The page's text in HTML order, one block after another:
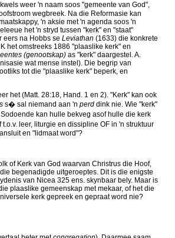
weer 'n naam soos "gemeente van God",
wegbreek. Na die Reformasie kan
'n aksie met 'n agenda soos 'n
het 'n stryd tussen "kerk" en "staat"
eers na Hobbs se Leviathan (1633) die konkrete
het omstreeks 1886 "plaaslike kerk" en
(genootskap) as "kerk" daargestel. A.
wat mense instel). Die begrip van
tot die "plaaslike kerk" beperk, en
het (Matt. 28:18, Hand. 1 en 2). "Kerk" kan ook
s� sal niemand aan 'n perd dink nie. Wie "kerk"
kan hulle bekveg asof hulle die kerk
leer, liturgie en dissipline OF in 'n struktuur
en "lidmaat word"?
of Kerk van God waarvan Christrus die Hoof,
begenadigde uitgeroeptes. Dit is die enigste
van Nicea 325 ens. skynbaar bely. Maar is
plaaslike gemeenskap met mekaar, of het die
kerk gepreek en gepraat word nie?